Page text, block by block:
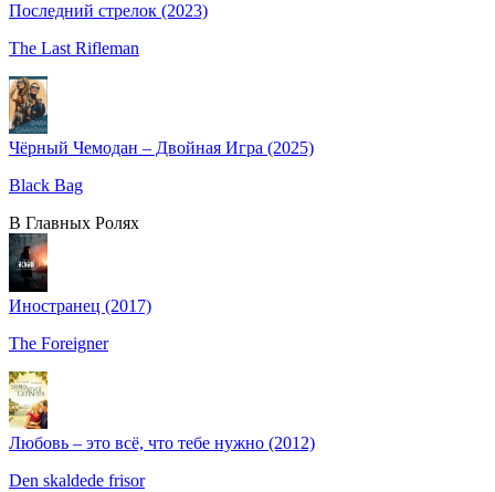
Последний стрелок (2023)
The Last Rifleman
Чёрный Чемодан – Двойная Игра (2025)
Black Bag
В Главных Ролях
Иностранец (2017)
The Foreigner
Любовь – это всё, что тебе нужно (2012)
Den skaldede frisоr